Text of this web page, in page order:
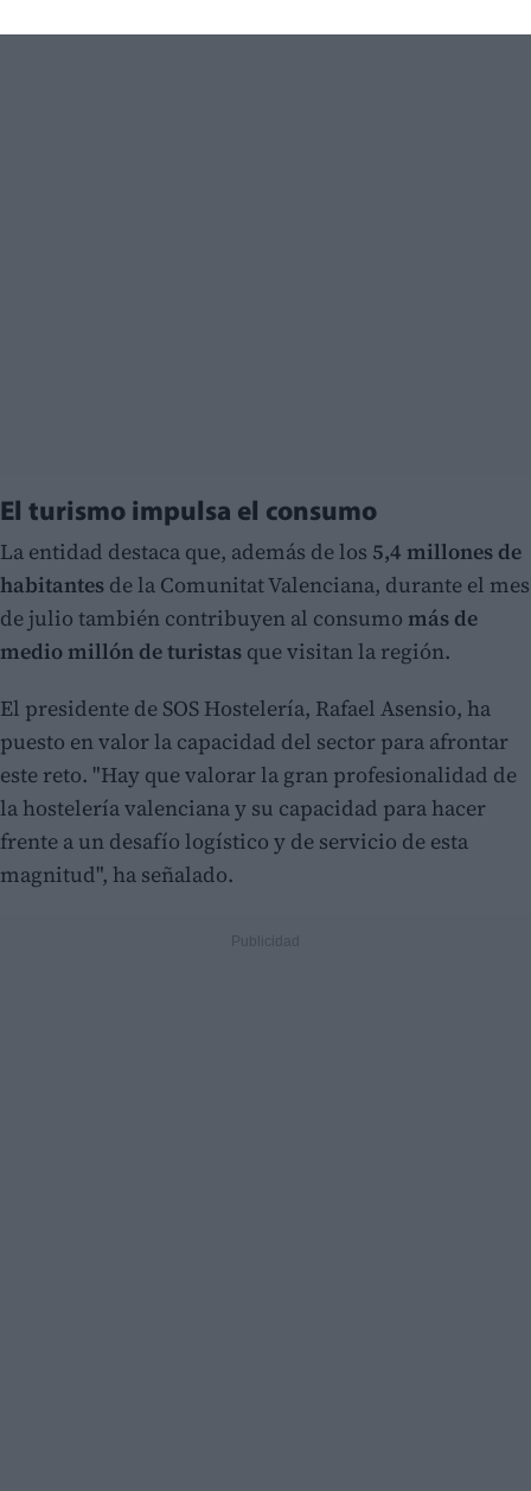
El turismo impulsa el consumo
La entidad destaca que, además de los 5,4 millones de
habitantes de la Comunitat Valenciana, durante el mes
de julio también contribuyen al consumo más de
medio millón de turistas que visitan la región.
El presidente de SOS Hostelería, Rafael Asensio, ha
puesto en valor la capacidad del sector para afrontar
este reto. "Hay que valorar la gran profesionalidad de
la hostelería valenciana y su capacidad para hacer
frente a un desafío logístico y de servicio de esta
magnitud", ha señalado.